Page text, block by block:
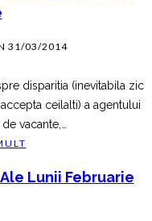
31/03/2014
disparitia (inevitabila zic
ceilalti) a agentului
vacante,
Lunii Februarie